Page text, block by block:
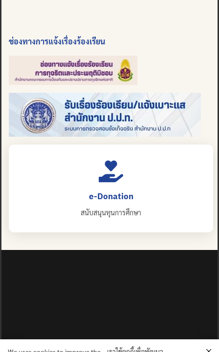
ช่องทางการแจ้งเรื่องร้องเรียน
e-Donation
สนับสนุนทุนการศึกษา